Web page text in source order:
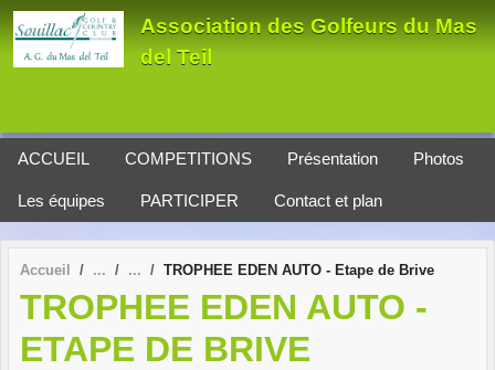
Association des Golfeurs du Mas
del Teil
ACCUEIL COMPETITIONS Présentation Photos
Les équipes PARTICIPER Contact et plan
Accueil TROPHEE EDEN AUTO - Etape de Brive
TROPHEE EDEN AUTO -
ETAPE DE BRIVE
Panneau de gestion des cookies